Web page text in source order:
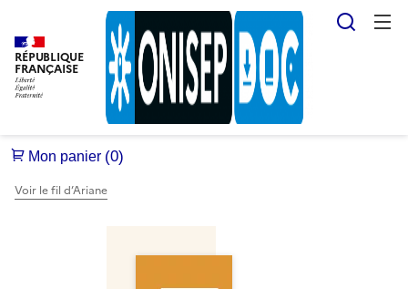
RÉPUBLIQUE
FRANÇAISE
Voir le fil d’Ariane